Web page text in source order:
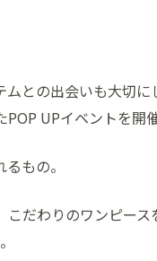
との出会いも大切に
UPイベントを開催
もの。
こだわりのワンピース